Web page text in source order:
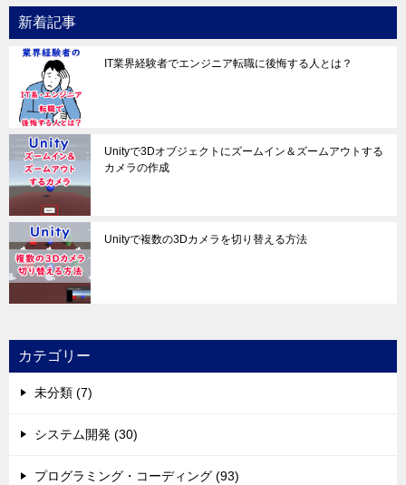
新着記事
IT業界経験者でエンジニア転職に後悔する人とは？
Unityで3Dオブジェクトにズームイン＆ズームアウトする
カメラの作成
Unityで複数の3Dカメラを切り替える方法
カテゴリー
未分類 (7)
システム開発 (30)
プログラミング・コーディング (93)